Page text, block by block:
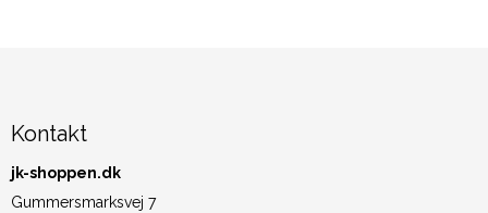
Kontakt
jk-shoppen.dk
Gummersmarksvej 7